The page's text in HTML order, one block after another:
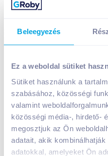
Beleegyezés
Ez a weboldal sütiket
Sütiket használunk a
szabásához, közösségi
valamint
közösségi média-, hirdető-
megosztjuk az Ön
adatait, akik
adatokkal, amelyeket Ön
Hell Ice Coffee Salted
Egységár:
1
+1